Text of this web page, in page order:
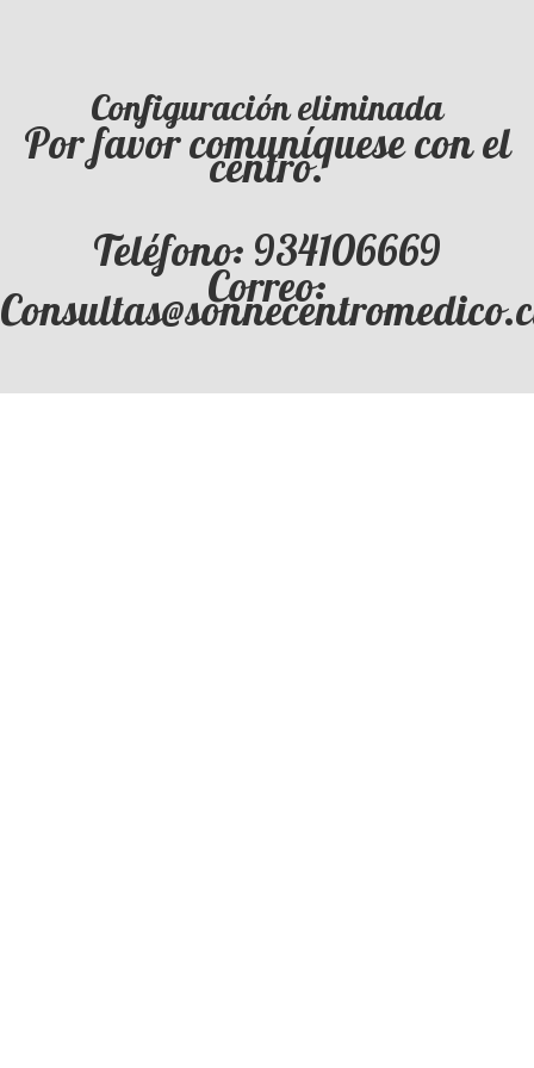
Configuración eliminada
Por favor comuníquese con el
centro.
Teléfono: 934106669
Correo: